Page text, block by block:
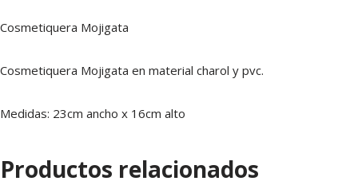
Cosmetiquera Mojigata
Cosmetiquera Mojigata en material charol y pvc.
Medidas: 23cm ancho x 16cm alto
Productos relacionados